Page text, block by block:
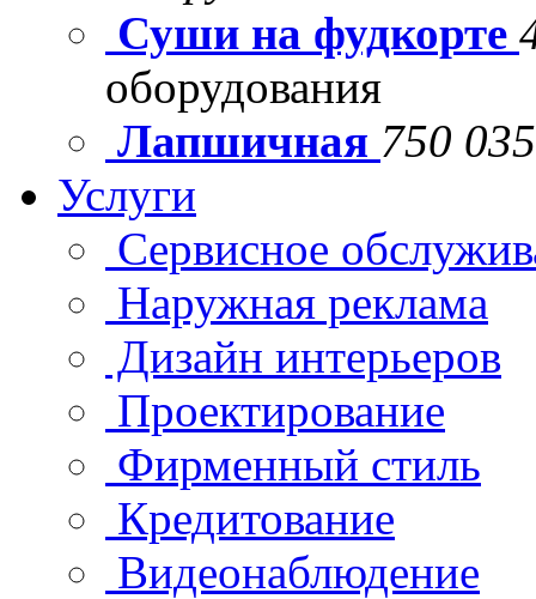
Суши на фудкорте
оборудования
Лапшичная 750
Услуги
Сервисное
Наружная реклама
Дизайн интерьеров
Проектирование
Фирменный стиль
Кредитование
Видеонаблюдение